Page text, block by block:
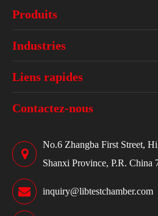
Produits
Industries
Liens rapides
Contactez-nous
No.6 Zhangba First Street,
Shanxi Province, P.R. China
inquiry@libtestchamber.com